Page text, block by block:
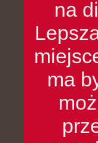
na
ma